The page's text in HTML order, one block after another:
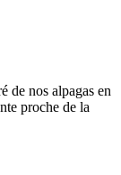
de nos alpagas en
proche de la